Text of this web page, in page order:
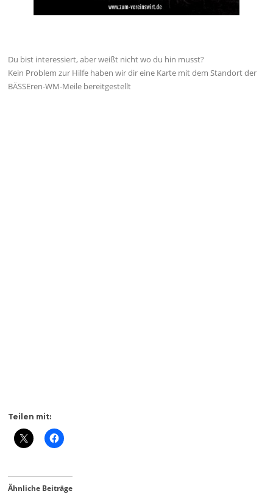
Du bist interessiert, aber weißt nicht wo du hin musst?
Kein Problem zur Hilfe haben wir dir eine Karte mit dem Standort der
BÄSSEren-WM-Meile bereitgestellt
Teilen mit:
Ähnliche Beiträge